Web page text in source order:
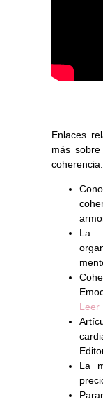
Enlaces
más
coherencia.
La
Leer
La